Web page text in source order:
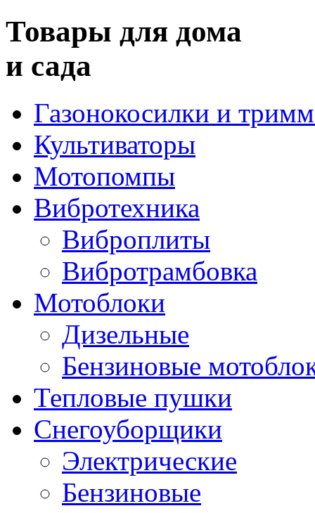
Товары для дома
и сада
Газонокосилки и
Культиваторы
Мотопомпы
Вибротехника
Виброплиты
Вибротрамбовка
Мотоблоки
Дизельные
Бензиновые
Тепловые пушки
Снегоуборщики
Электрические
Бензиновые